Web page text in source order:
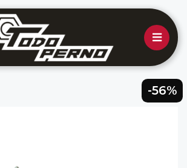
-56%